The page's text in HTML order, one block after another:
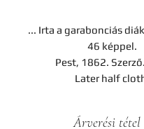
... Irta a garabonciás
46 képpel.
Pest, 1862.
Later half
Árverési tétel